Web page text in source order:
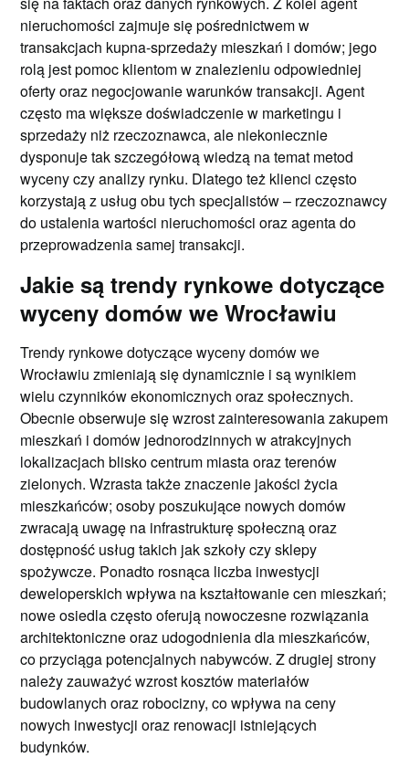
nieruchomości zajmuje się pośrednictwem w
transakcjach kupna-sprzedaży mieszkań i domów; jego
rolą jest pomoc klientom w znalezieniu odpowiedniej
oferty oraz negocjowanie warunków transakcji. Agent
często ma większe doświadczenie w marketingu i
sprzedaży niż rzeczoznawca, ale niekoniecznie
dysponuje tak szczegółową wiedzą na temat metod
wyceny czy analizy rynku. Dlatego też klienci często
korzystają z usług obu tych specjalistów – rzeczoznawcy
do ustalenia wartości nieruchomości oraz agenta do
przeprowadzenia samej transakcji.
Jakie są trendy rynkowe dotyczące
wyceny domów we Wrocławiu
Trendy rynkowe dotyczące wyceny domów we
Wrocławiu zmieniają się dynamicznie i są wynikiem
wielu czynników ekonomicznych oraz społecznych.
Obecnie obserwuje się wzrost zainteresowania zakupem
mieszkań i domów jednorodzinnych w atrakcyjnych
lokalizacjach blisko centrum miasta oraz terenów
zielonych. Wzrasta także znaczenie jakości życia
mieszkańców; osoby poszukujące nowych domów
zwracają uwagę na infrastrukturę społeczną oraz
dostępność usług takich jak szkoły czy sklepy
spożywcze. Ponadto rosnąca liczba inwestycji
deweloperskich wpływa na kształtowanie cen mieszkań;
nowe osiedla często oferują nowoczesne rozwiązania
architektoniczne oraz udogodnienia dla mieszkańców,
co przyciąga potencjalnych nabywców. Z drugiej strony
należy zauważyć wzrost kosztów materiałów
budowlanych oraz robocizny, co wpływa na ceny
nowych inwestycji oraz renowacji istniejących
budynków.